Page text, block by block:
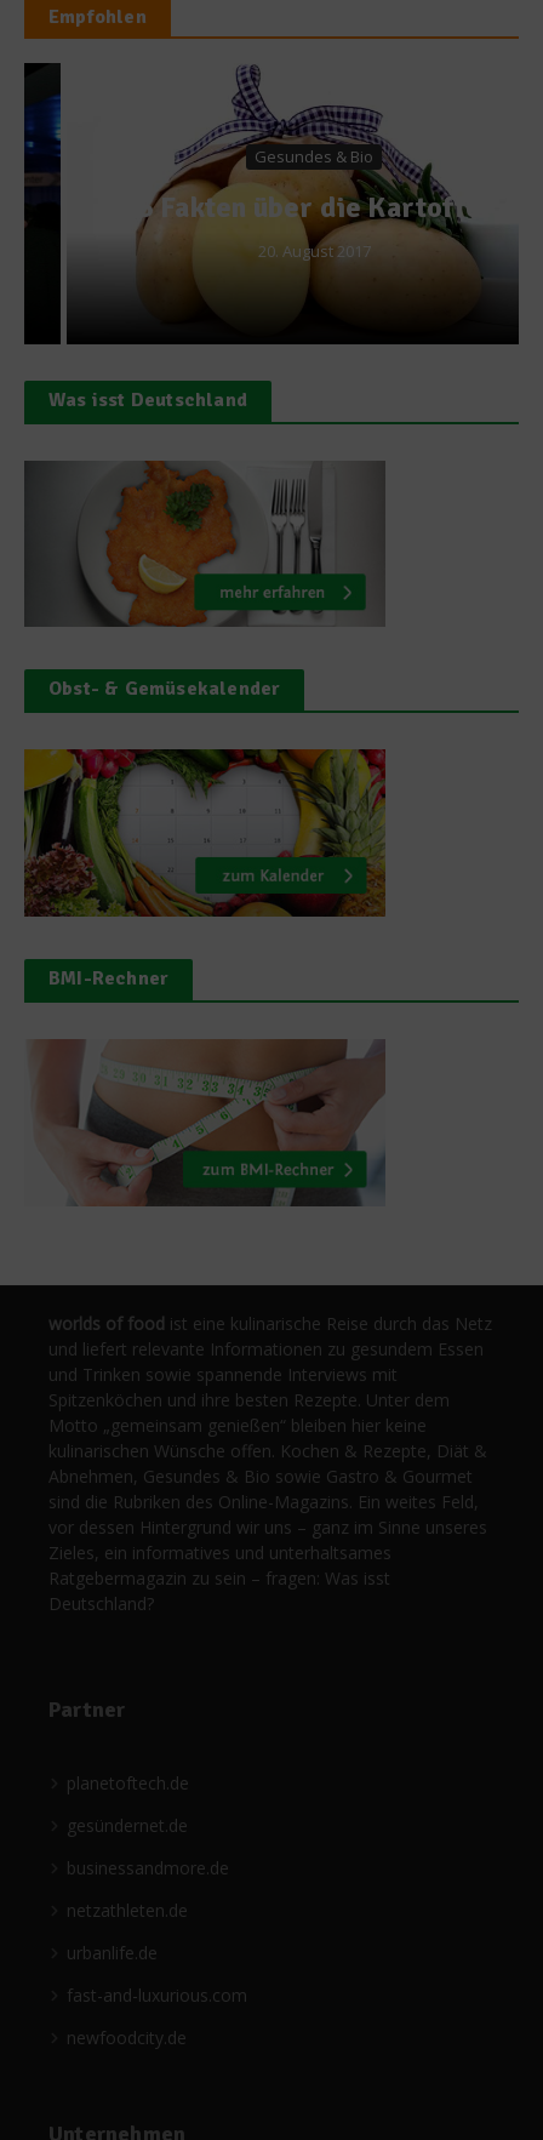
Empfohlen
Gesundes & Bio
5 Fakten über die Kartoffel
20. August 2017
Was isst Deutschland
Obst- & Gemüsekalender
BMI-Rechner
worlds of food ist eine kulinarische Reise durch das Netz
und liefert relevante Informationen zu gesundem Essen
und Trinken sowie spannende Interviews mit
Spitzenköchen und ihre besten Rezepte. Unter dem
Motto „gemeinsam genießen“ bleiben hier keine
kulinarischen Wünsche offen. Kochen & Rezepte, Diät &
Abnehmen, Gesundes & Bio sowie Gastro & Gourmet
sind die Rubriken des Online-Magazins. Ein weites Feld,
vor dessen Hintergrund wir uns – ganz im Sinne unseres
Zieles, ein informatives und unterhaltsames
Ratgebermagazin zu sein – fragen: Was isst
Deutschland?
Partner
planetoftech.de
gesündernet.de
businessandmore.de
netzathleten.de
urbanlife.de
fast-and-luxurious.com
newfoodcity.de
Unternehmen